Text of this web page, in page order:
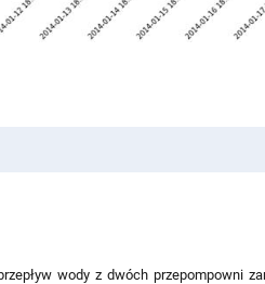
wody z dwóch przepompowni